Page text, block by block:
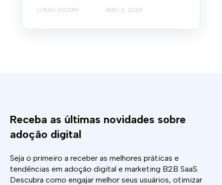
LUKAS JOSEPH AGO. 2, 2024
Receba as últimas novidades sobre
adoção digital
Seja o primeiro a receber as melhores práticas e
tendências em adoção digital e marketing B2B SaaS.
Descubra como engajar melhor seus usuários, otimizar